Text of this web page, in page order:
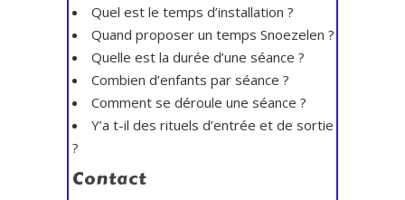
Quel est le temps d’installation ?
Quand proposer un temps Snoezelen ?
Quelle est la durée d’une séance ?
Combien d’enfants par séance ?
Comment se déroule une séance ?
Y’a t-il des rituels d’entrée et de sortie
?
Contact